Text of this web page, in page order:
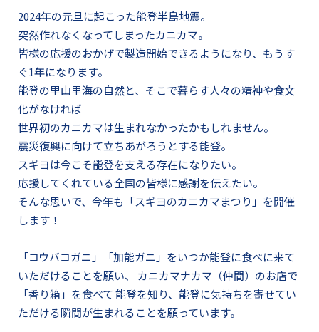
2024年の元旦に起こった能登半島地震。
突然作れなくなってしまったカニカマ。
皆様の応援のおかげで製造開始できるようになり、もうす
ぐ1年になります。
能登の里山里海の自然と、そこで暮らす人々の精神や食文
化がなければ
世界初のカニカマは生まれなかったかもしれません。
震災復興に向けて立ちあがろうとする能登。
スギヨは今こそ能登を支える存在になりたい。
応援してくれている全国の皆様に感謝を伝えたい。
そんな思いで、今年も「スギヨのカニカマまつり」を開催
します！
「コウバコガニ」「加能ガニ」をいつか能登に食べに来て
いただけることを願い、
カニカマナカマ（仲間）のお店で
「香り箱」を食べて能登を知り、能登に気持ちを寄せてい
ただける瞬間が生まれることを願っています。